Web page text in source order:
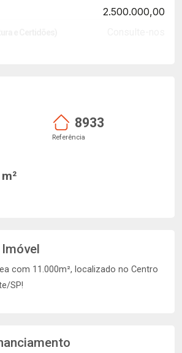
2.500.000,00
8933
Referência
com 11.000m², localizado no Centro
SP!